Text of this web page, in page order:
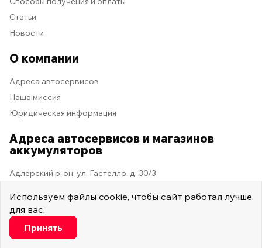
Статьи
Новости
О компании
Адреса автосервисов
Наша миссия
Юридическая информация
Адреса автосервисов и магазинов
аккумуляторов
Адлерский р-он, ул. Гастелло, д. 30/3
2026 © Мастер Машина
Используем файлы cookie, чтобы сайт работал лучше
для вас.
Настроить
Минимальные
Принять